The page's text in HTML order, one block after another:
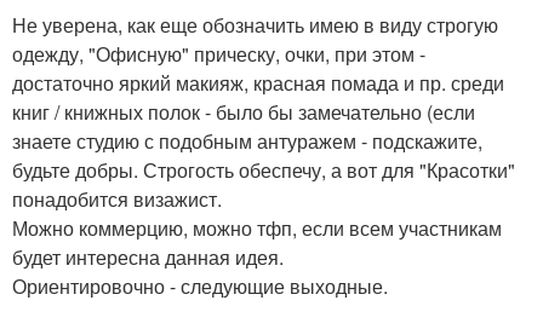
Не уверена, как еще обозначить имею в виду строгую
одежду, "Офисную" прическу, очки, при этом -
достаточно яркий макияж, красная помада и пр. среди
книг / книжных полок - было бы замечательно (если
знаете студию с подобным антуражем - подскажите,
будьте добры. Строгость обеспечу, а вот для "Красотки"
понадобится визажист.
Можно коммерцию, можно тфп, если всем участникам
будет интересна данная идея.
Ориентировочно - следующие выходные.